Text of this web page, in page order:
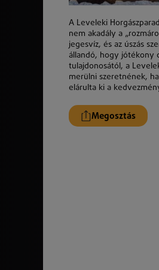
A Leveleki
nem akadály a
jegesvíz, és az úszás
állandó, hogy jótékony
tulajdonosától, a
merülni szeretnének,
elárulta ki a
Megosztás